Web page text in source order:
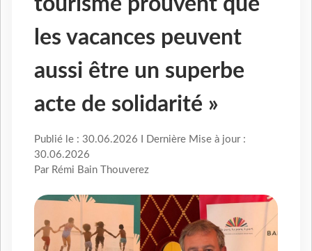
les vacances peuvent
aussi être un superbe
acte de solidarité »
Publié le : 30.06.2026 I Dernière Mise à jour :
30.06.2026
Par Rémi Bain Thouverez